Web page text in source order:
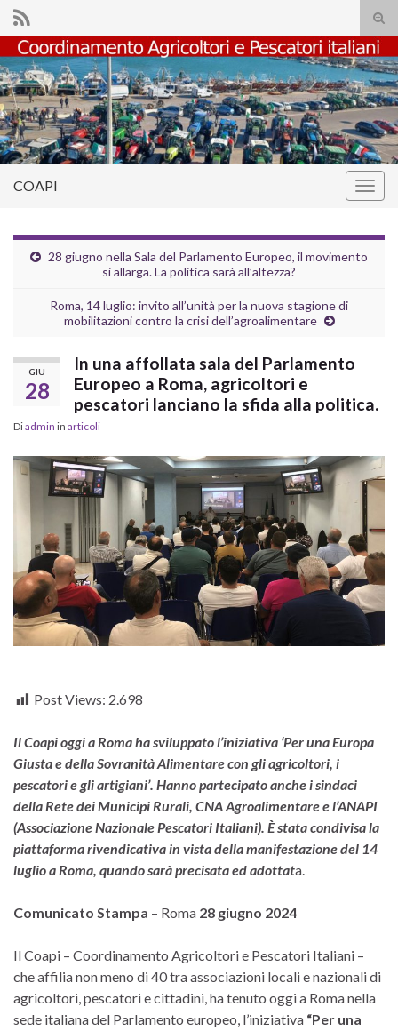
il
di
Search for:
COAPI
28 giugno nella Sala del Parlamento Europeo, il movimento
si allarga. La politica sarà all’altezza?
Roma, 14 luglio: invito all’unità per la nuova stagione di
mobilitazioni contro la crisi dell’agroalimentare
GIU
28
In una affollata sala del Parlamento
Europeo a Roma, agricoltori e
pescatori lanciano la sfida alla politica.
Diadmin in articoli
Post Views: 2.698
Il Coapi oggi a Roma ha sviluppato l’iniziativa ‘Per una Europa
Giusta e della Sovranità Alimentare con gli agricoltori, i
pescatori e gli artigiani’. Hanno partecipato anche i sindaci
della Rete dei Municipi Rurali, CNA Agroalimentare e l’ANAPI
(Associazione Nazionale Pescatori Italiani). È stata condivisa la
piattaforma rivendicativa in vista della manifestazione del 14
luglio a Roma, quando sarà precisata ed adottata.
Comunicato Stampa – Roma 28 giugno 2024
Il Coapi – Coordinamento Agricoltori e Pescatori Italiani –
che affilia non meno di 40 tra associazioni locali e nazionali di
agricoltori, pescatori e cittadini, ha tenuto oggi a Roma nella
sede italiana del Parlamento europeo, l’iniziativa “Per una